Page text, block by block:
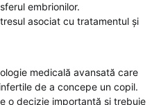
embrionilor.
asociat cu tratamentul și
medicală avansată care
de a concepe un copil.
o decizie importantă și trebuie